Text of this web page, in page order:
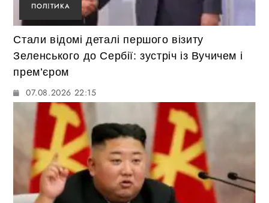
ПОЛІТИКА
Стали відомі деталі першого візиту
Зеленського до Сербії: зустріч із Вучичем і
прем’єром
07.08.2026 22:15